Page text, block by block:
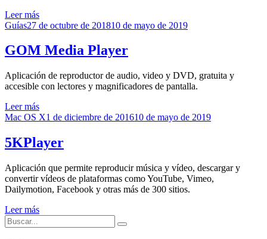
Leer más
GuíasPublicado
27 de octubre de 201810 de mayo de 2019
GOM Media Player
Aplicación de reproductor de audio, video y DVD, gratuita y
accesible con lectores y magnificadores de pantalla.
Leer más
Mac OS XPublicado
1 de diciembre de 201610 de mayo de 2019
5KPlayer
Aplicación que permite reproducir música y vídeo, descargar y
convertir vídeos de plataformas como YouTube, Vimeo,
Dailymotion, Facebook y otras más de 300 sitios.
Leer más
Buscar:
Buscar